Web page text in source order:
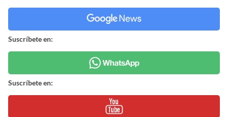
Suscríbete en:
Suscríbete en: